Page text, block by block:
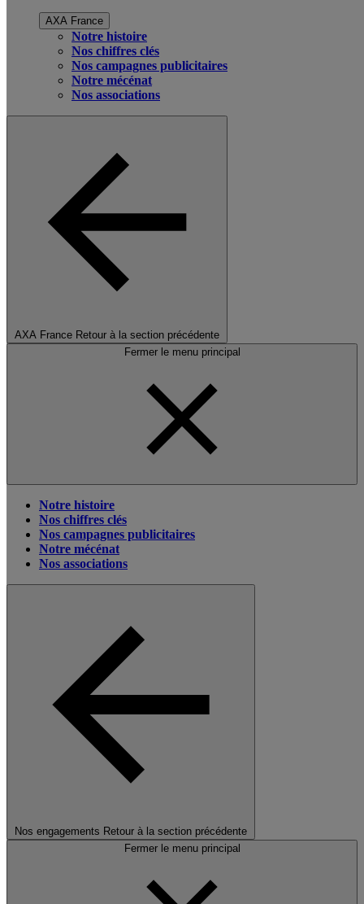
AXA France
Notre histoire
Nos chiffres clés
Nos campagnes publicitaires
Notre mécénat
Nos associations
AXA France Retour à la section précédente
Fermer le menu principal
Notre histoire
Nos chiffres clés
Nos campagnes publicitaires
Notre mécénat
Nos associations
Nos engagements Retour à la section précédente
Fermer le menu principal